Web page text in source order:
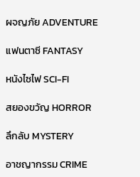
ผจญภัย ADVENTURE
แฟนตาซี FANTASY
หนังไซไฟ SCI-FI
สยองขวัญ HORROR
ลึกลับ MYSTERY
อาชญากรรม CRIME